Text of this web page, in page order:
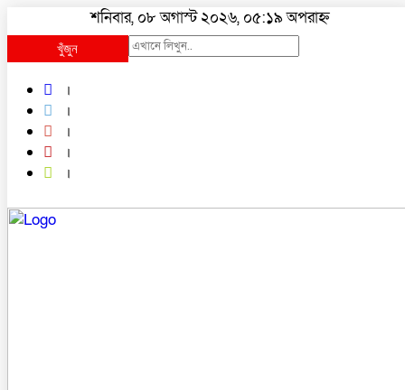
শনিবার, ০৮ অগাস্ট ২০২৬, ০৫:১৯ অপরাহ্ন
খুঁজুন